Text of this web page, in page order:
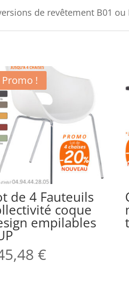
de revêtement B01 ou
Promo !
de 4 Fauteuils
coque
empilables
€